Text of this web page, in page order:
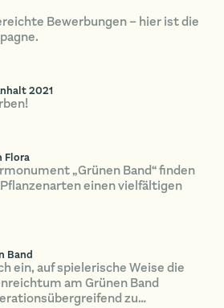
Bewerbungen – hier ist die
2021
Flora
„Grünen Band“ finden
einen vielfältigen
Band
ein, auf spielerische Weise die
am Grünen Band
zu…